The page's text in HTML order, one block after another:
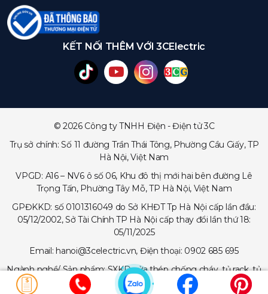
KẾT NỐI THÊM VỚI 3CElectric
© 2026 Công ty TNHH Điện - Điện tử 3C
Trụ sở chính: Số 11 đường Trần Thái Tông, Phường Cầu Giấy, TP
Hà Nội, Việt Nam
VPGD: A16 – NV6 ô số 06, Khu đô thị mới hai bên đường Lê
Trọng Tấn, Phường Tây Mỗ, TP Hà Nội, Việt Nam
GPĐKKD: số 0101316049 do Sở KHĐT Tp Hà Nội cấp lần đầu:
05/12/2002, Sở Tài Chính TP Hà Nội cấp thay đổi lần thứ 18:
05/11/2025
Email: hanoi@3celectric.vn, Điện thoại: 0902 685 695
Ngành nghề/ Sản phẩm: SXKD cửa thép chống cháy, tủ rack, tủ
trạm viễn thông, tủ điện, thang cáp - máng cáp...